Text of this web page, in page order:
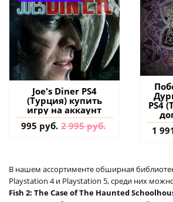
Joe's Diner PS4
(Турция) купить
игру на аккаунт
995 руб. 2 995 руб.
PS4
1
В нашем ассортименте обширная
Playstation 4 и Playstation 5, среди них
Fish 2: The Case of The Haunted